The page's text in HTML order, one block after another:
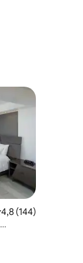
hinnang
4,8 (144)